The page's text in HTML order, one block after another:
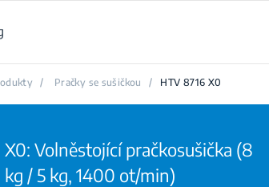
/ Pračky se sušičkou / HTV 8716 X0
X0: Volněstojící pračkosušička (8
kg / 5 kg, 1400 ot/min)